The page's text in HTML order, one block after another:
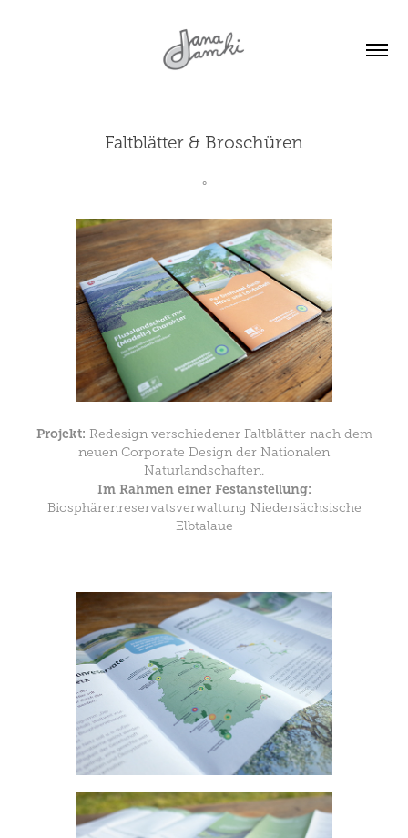
Faltblätter & Broschüren
°
Projekt: Redesign verschiedener Faltblätternach dem
neuen Corporate Design der Nationalen
Naturlandschaften.
Im Rahmen einer Festanstellung:
Biosphärenreservatsverwaltung Niedersächsische
Elbtalaue